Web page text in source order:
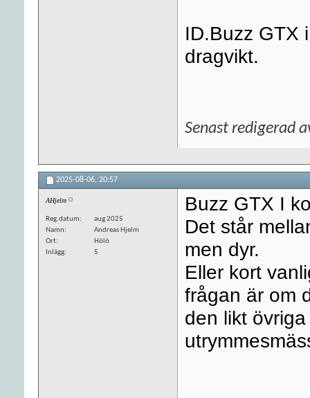
ID.Buzz GTX
dragvikt.
Senast redigerad
2025-08-06, 20:57
AHjelm
Reg.datum
aug 2025
Namn
Andreas Hjelm
Ort
Hölö
Inlägg
5
Buzz GTX I
Det står
men dyr.
Eller kort
frågan är om
den likt